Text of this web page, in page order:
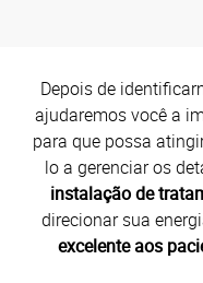
Depois de
ajudaremos você a
para que possa
lo a gerenciar os
instalação de
direcionar sua
excelente aos